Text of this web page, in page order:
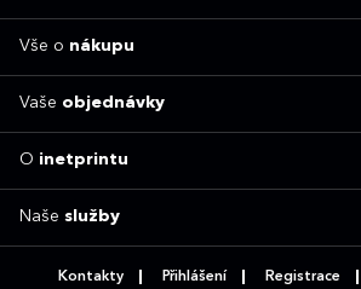
Vše o nákupu
Vaše objednávky
O inetprintu
Naše služby
Kontakty Přihlášení Registrace